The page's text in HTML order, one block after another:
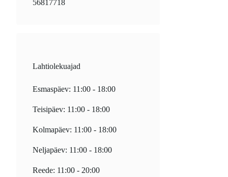
56817718
Lahtiolekuajad
Esmaspäev: 11:00 - 18:00
Teisipäev: 11:00 - 18:00
Kolmapäev: 11:00 - 18:00
Neljapäev: 11:00 - 18:00
Reede: 11:00 - 20:00